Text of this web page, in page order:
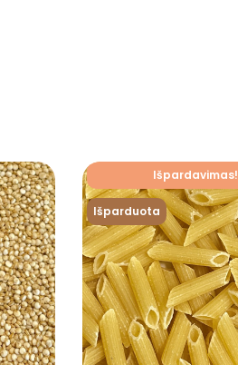
Išpardavimas!
Išparduota